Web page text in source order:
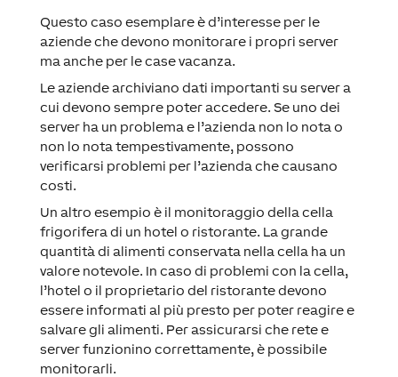
Questo caso esemplare è d’interesse per le
aziende che devono monitorare i propri server
ma anche per le case vacanza.
Le aziende archiviano dati importanti su server a
cui devono sempre poter accedere. Se uno dei
server ha un problema e l’azienda non lo nota o
non lo nota tempestivamente, possono
verificarsi problemi per l’azienda che causano
costi.
Un altro esempio è il monitoraggio della cella
frigorifera di un hotel o ristorante. La grande
quantità di alimenti conservata nella cella ha un
valore notevole. In caso di problemi con la cella,
l’hotel o il proprietario del ristorante devono
essere informati al più presto per poter reagire e
salvare gli alimenti. Per assicurarsi che rete e
server funzionino correttamente, è possibile
monitorarli.